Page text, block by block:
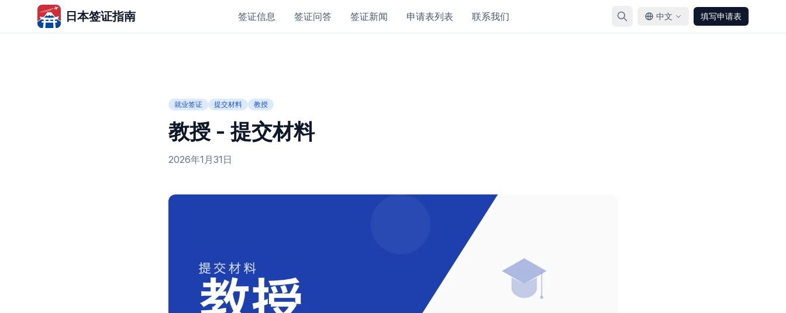
日本签证指南 签证信息 签证问答 签证新闻 申请表列表 联系我们 中文 填写申请表
就业签证 提交材料 教授
教授 - 提交材料
2026年1月31日